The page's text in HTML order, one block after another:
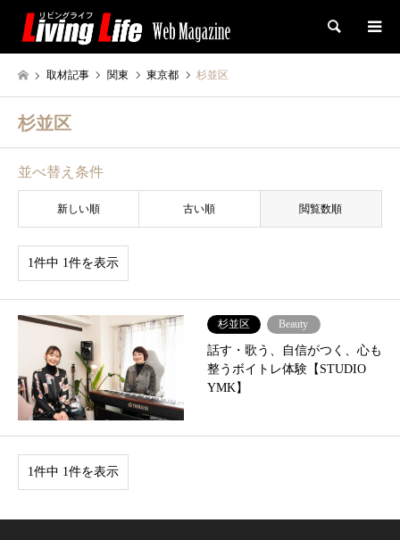
検索
取材記事 関東 東京都 杉並区
杉並区
並べ替え条件
新しい順 古い順 閲覧数順
1件中 1件を表示
杉並区 Beauty
話す・歌う、自信がつく、心も
整うボイトレ体験【STUDIO
YMK】
1件中 1件を表示